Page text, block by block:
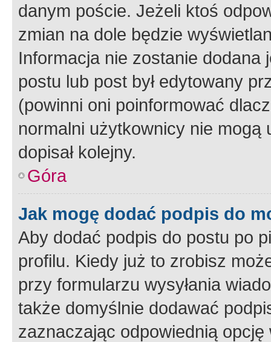
danym poście. Jeżeli ktoś
zmian na dole będzie
Informacja nie zostanie dodana
postu lub post był edytowany
(powinni oni poinformować
normalni użytkownicy nie
dopisał kolejny.
Góra
Jak mogę dodać podpis do
Aby dodać podpis do postu po
profilu. Kiedy już to zrobisz
przy formularzu wysyłania
także domyślnie dodawać
zaznaczając odpowiednią